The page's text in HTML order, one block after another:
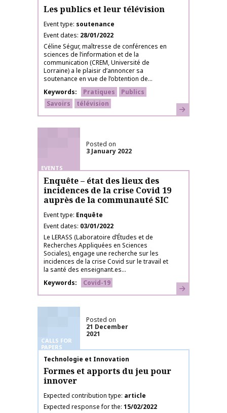
Les publics et leur télévision
Event type soutenance
Event dates 28/01/2022
Céline Ségur, maîtresse de conférences en
sciences de l’information et de la
communication (CREM, Université de
Lorraine) a le plaisir d’annoncer sa
soutenance en vue de l’obtention de...
Keywords
Pratiques
Publics
Savoirs
télévision Learn more
EVENTS
Posted on
3 January 2022
Enquête – état des lieux des
incidences de la crise Covid 19
auprès de la communauté SIC
Event type Enquête
Event dates 03/01/2022
Le LERASS (Laboratoire d’Études et de
Recherches Appliquées en Sciences
Sociales), engage une recherche sur les
incidences de la crise Covid sur le travail et
la santé des enseignant.es...
Keywords
Covid-19 Learn more
CALLS FOR
PAPERS
Posted on
21 December
2021
Publication name
Technologie et Innovation
Formes et apports du jeu pour
innover
Expected contribution type article
Expected response for the 15/02/2022